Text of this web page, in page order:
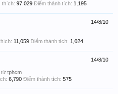
thích: 97,029 Điểm thành tích: 1,195
14/8/10
11,059 Điểm thành tích: 1,024
14/8/10
từ tphcm
6,790 Điểm thành tích: 575